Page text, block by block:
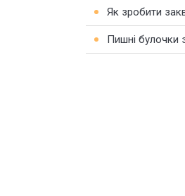
Як зробити
Пишні булочки